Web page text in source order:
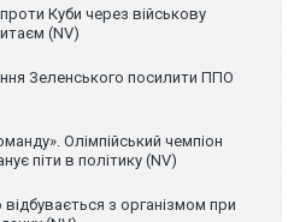
Куби через військову
(NV)
Зеленського посилити ППО
Олімпійський чемпіон
піти в політику (NV)
з організмом при